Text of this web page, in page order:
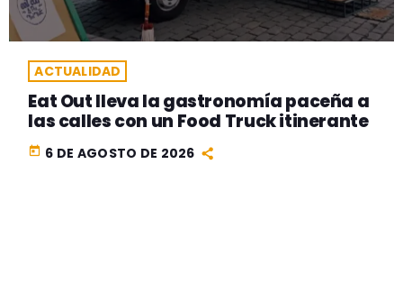
ACTUALIDAD
Eat Out lleva la gastronomía paceña a
las calles con un Food Truck itinerante
today 6 DE AGOSTO DE 2026